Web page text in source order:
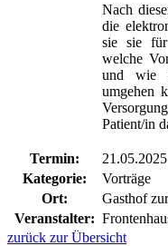
Nach
die
sie sie für
welche
und wie
umgehen
Patient/in
Termin:
Kategorie:
Vorträge
Ort:
Gasthof
Veranstalter:
zurück zur Übersicht